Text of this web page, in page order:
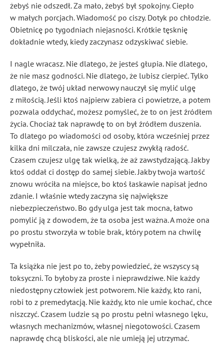
żebyś nie odszedł. Za mało, żebyś był spokojny. Ciepło
w małych porcjach. Wiadomość po ciszy. Dotyk po chłodzie.
Obietnicę po tygodniach niejasności. Krótkie tęsknię
dokładnie wtedy, kiedy zaczynasz odzyskiwać siebie.
I nagle wracasz. Nie dlatego, że jesteś głupia. Nie dlatego,
że nie masz godności. Nie dlatego, że lubisz cierpieć. Tylko
dlatego, że twój układ nerwowy nauczył się mylić ulgę
z miłością. Jeśli ktoś najpierw zabiera ci powietrze, a potem
pozwala oddychać, możesz pomyśleć, że to on jest źródłem
życia. Chociaż tak naprawdę to on był źródłem duszenia.
To dlatego po wiadomości od osoby, która wcześniej przez
kilka dni milczała, nie zawsze czujesz zwykłą radość.
Czasem czujesz ulgę tak wielką, że aż zawstydzającą. Jakby
ktoś oddał ci dostęp do samej siebie. Jakby twoja wartość
znowu wróciła na miejsce, bo ktoś łaskawie napisał jedno
zdanie. I właśnie wtedy zaczyna się największe
niebezpieczeństwo. Bo gdy ulga jest tak mocna, łatwo
pomylić ją z dowodem, że ta osoba jest ważna. A może ona
po prostu stworzyła w tobie brak, który potem na chwilę
wypełniła.
Ta książka nie jest po to, żeby powiedzieć, że wszyscy są
toksyczni. To byłoby za proste i nieprawdziwe. Nie każdy
niedostępny człowiek jest potworem. Nie każdy, kto rani,
robi to z premedytacją. Nie każdy, kto nie umie kochać, chce
niszczyć. Czasem ludzie są po prostu pełni własnego lęku,
własnych mechanizmów, własnej niegotowości. Czasem
naprawdę chcą bliskości, ale nie umieją jej utrzymać.